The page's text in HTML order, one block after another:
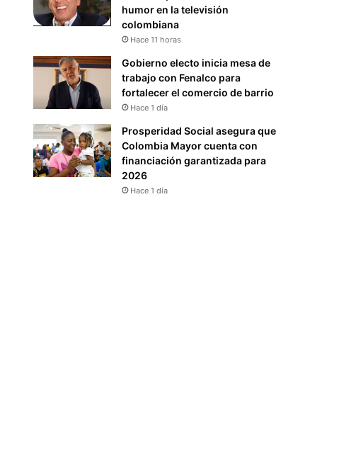
humor en la televisión
colombiana
Hace 11 horas
Gobierno electo inicia mesa de
trabajo con Fenalco para
fortalecer el comercio de barrio
Hace 1 día
Prosperidad Social asegura que
Colombia Mayor cuenta con
financiación garantizada para
2026
Hace 1 día